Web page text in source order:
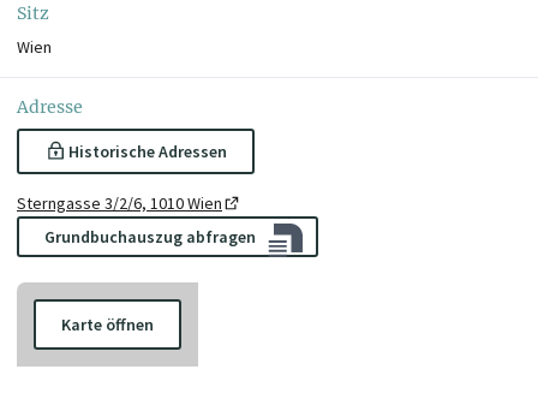
Sitz
Wien
Adresse
Historische Adressen
Sterngasse 3/2/6, 1010 Wien
Grundbuchauszug abfragen
Karte öffnen